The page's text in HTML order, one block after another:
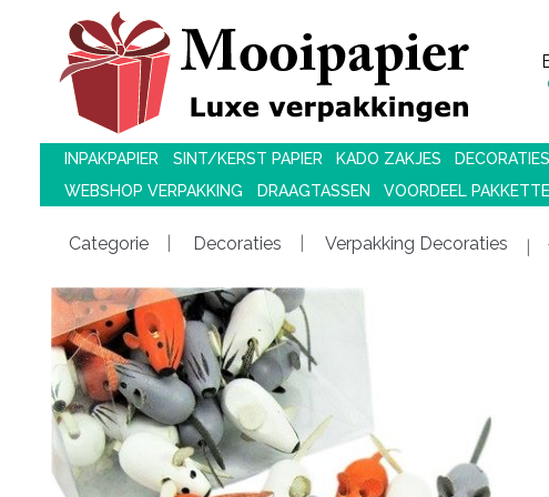
INPAKPAPIER SINT/KERST PAPIER KADO ZAKJES DECORATIES
WEBSHOP VERPAKKING
DRAAGTASSEN VOORDEEL
Categorie Decoraties Verpakking Decoraties